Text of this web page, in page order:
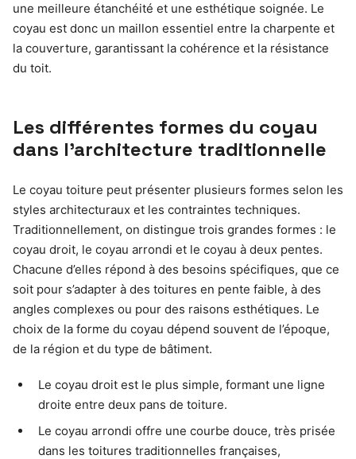
une meilleure étanchéité et une esthétique soignée. Le
coyau est donc un maillon essentiel entre la charpente et
la couverture, garantissant la cohérence et la résistance
du toit.
Les différentes formes du coyau
dans l’architecture traditionnelle
Le coyau toiture peut présenter plusieurs formes selon les
styles architecturaux et les contraintes techniques.
Traditionnellement, on distingue trois grandes formes : le
coyau droit, le coyau arrondi et le coyau à deux pentes.
Chacune d’elles répond à des besoins spécifiques, que ce
soit pour s’adapter à des toitures en pente faible, à des
angles complexes ou pour des raisons esthétiques. Le
choix de la forme du coyau dépend souvent de l’époque,
de la région et du type de bâtiment.
Le coyau droit est le plus simple, formant une ligne
droite entre deux pans de toiture.
Le coyau arrondi offre une courbe douce, très prisée
dans les toitures traditionnelles françaises,